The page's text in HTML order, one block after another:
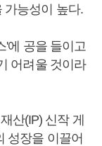
가능성이 높다.
'에 공을 들이고
어려울 것이라
산(IP) 신작 게
성장을 이끌어